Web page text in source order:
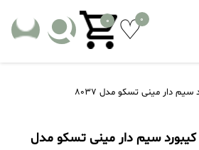
0
0
سیم دار مینی تسکو مدل 8037
کیبورد سیم دار مینی تسکو مدل